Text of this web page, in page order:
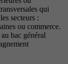
qui
secteurs :
ou commerce.
bac général